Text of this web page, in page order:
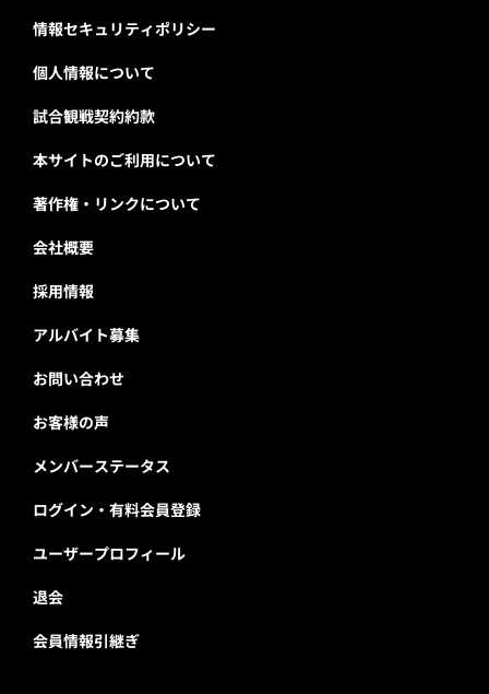
情報セキュリティポリシー
個人情報について
試合観戦契約約款
本サイトのご利用について
著作権・リンクについて
会社概要
採用情報
アルバイト募集
お問い合わせ
お客様の声
メンバーステータス
ログイン・有料会員登録
ユーザープロフィール
退会
会員情報引継ぎ